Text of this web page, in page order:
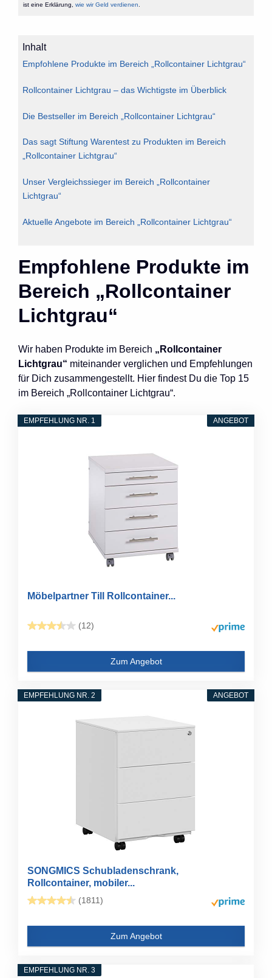
ist eine Erklärung, wie wir Geld verdienen
Inhalt
Empfohlene Produkte im Bereich „Rollcontainer Lichtgrau“
Rollcontainer Lichtgrau – das Wichtigste im Überblick
Die Bestseller im Bereich „Rollcontainer Lichtgrau“
Das sagt Stiftung Warentest zu Produkten im Bereich
„Rollcontainer Lichtgrau“
Unser Vergleichssieger im Bereich „Rollcontainer
Lichtgrau“
Aktuelle Angebote im Bereich „Rollcontainer Lichtgrau“
Empfohlene Produkte im
Bereich „Rollcontainer
Lichtgrau“
Wir haben Produkte im Bereich „Rollcontainer
Lichtgrau“ miteinander verglichen und Empfehlungen
für Dich zusammengestellt. Hier findest Du die Top 15
im Bereich „Rollcontainer Lichtgrau“.
ANGEBOT
EMPFEHLUNG NR. 1
Möbelpartner Till Rollcontainer...
(12)
Zum Angebot
ANGEBOT
EMPFEHLUNG NR. 2
SONGMICS Schubladenschrank,
Rollcontainer, mobiler...
(1811)
Zum Angebot
EMPFEHLUNG NR. 3